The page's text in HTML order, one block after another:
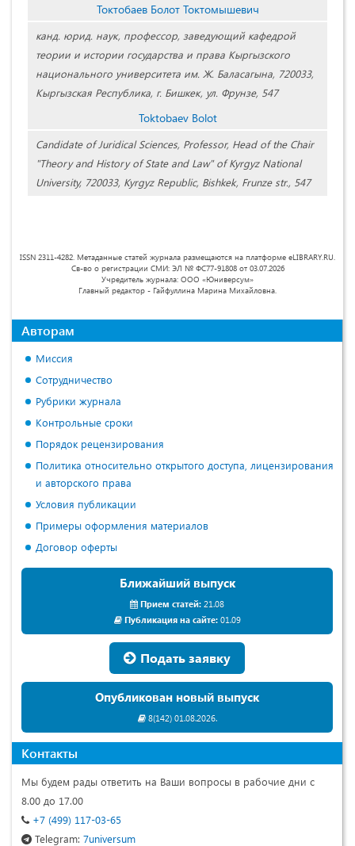
Токтобаев Болот Токтомышевич
канд. юрид. наук, профессор, заведующий кафедрой
теории и истории государства и права Кыргызского
национального университета им. Ж. Баласагына, 720033,
Кыpгызская Республика, г. Бишкек, ул. Фpунзе, 547
Toktobaev Bolot
Candidate of Juridical Sciences, Professor, Head of the Chair
"Theory and History of State and Law" of Kyrgyz National
University, 720033, Kyrgyz Republic, Bishkek, Frunze str., 547
ISSN 2311-4282. Метаданные статей журнала размещаются на платформе eLIBRARY.RU.
Св-во о регистрации СМИ: ЭЛ № ФС77-91808 от 03.07.2026
Учредитель журнала: ООО «Юниверсум»
Главный редактор - Гайфуллина Марина Михайловна.
Авторам
Миссия
Сотрудничество
Рубрики журнала
Контрольные сроки
Порядок рецензирования
Политика относительно открытого доступа, лицензирования
и авторского права
Условия публикации
Примеры оформления материалов
Договор оферты
Ближайший выпуск
Прием статей: 21.08
Публикация на сайте:01.09
Подать заявку
Опубликован новый выпуск
8(142) 01.08.2026.
Контакты
Мы будем рады ответить на Ваши вопросы в рабочие дни с
8.00 до 17.00
+7 (499) 117-03-65
Telegram: 7universum